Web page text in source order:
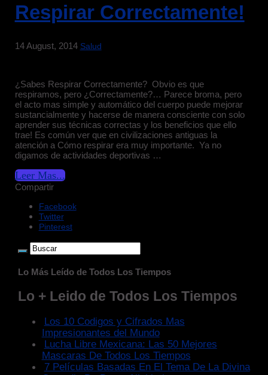
Respirar Correctamente!
14 August, 2014 Salud
¿Sabes Respirar Correctamente? Obvio es que
respiramos, pero ¿Correctamente?… Parece broma, pero
el acto mas simple y automático del cuerpo puede mejorar
sustancialmente y hacerse de manera consciente con solo
aprender sus técnicas correctas y los beneficios que ello
trae! Es común ver que en civilizaciones antiguas la
atención a Cómo respirar era muy importante. Ya no
digamos de actividades deportivas …
Leer Mas...
Compartir
Facebook
Twitter
Pinterest
Lo Más Leído de Todos Los Tiempos
Lo + Leido de Todos Los Tiempos
Los 10 Codigos y Cifrados Mas
Impresionantes del Mundo
Lucha Libre Mexicana: Las 50 Mejores
Mascaras De Todos Los Tiempos
7 Películas Basadas En El Tema De La Divina